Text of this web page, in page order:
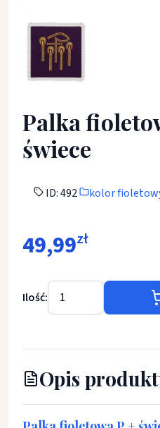
Palka
świece
ID: 492 kolor
49,99zł
Ilość:
Opis